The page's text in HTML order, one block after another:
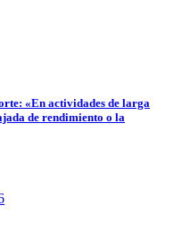
«En actividades de larga
de rendimiento o la